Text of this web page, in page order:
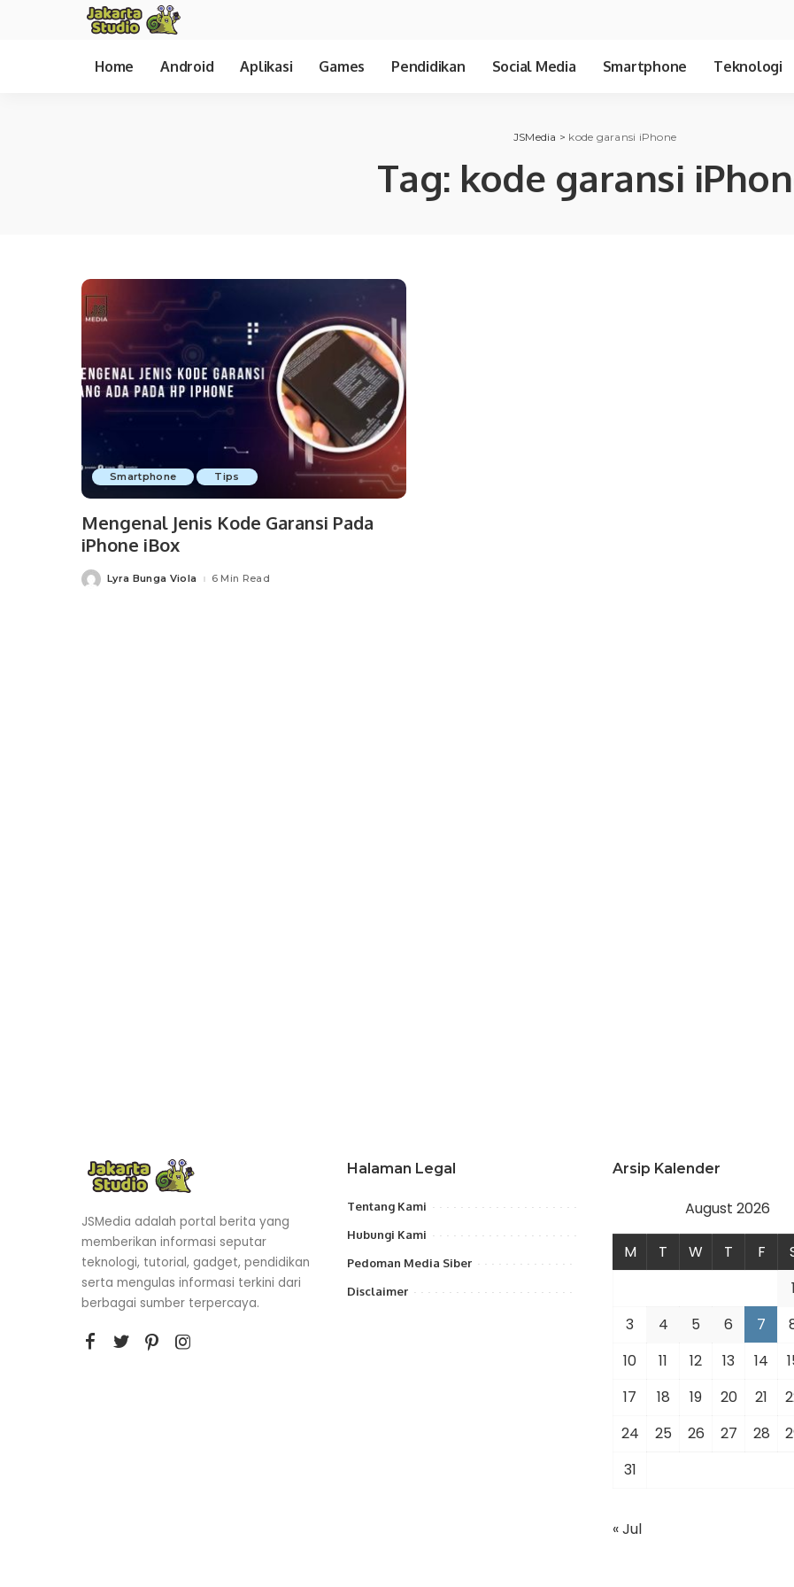
Home Android Aplikasi Games Pendidikan Social Media Smartphone Teknologi
JSMedia > kode garansi iPhone
Tag: kode garansi
Smartphone Tips
Mengenal Jenis Kode Garansi Pada
iPhone iBox
PostedLyra Bunga Viola 6 Min Read
JSMedia adalah portal berita yang
memberikan informasi seputar
teknologi, tutorial, gadget, pendidikan
serta mengulas informasi terkini dari
berbagai sumber terpercaya.
Halaman Legal
Tentang Kami
Hubungi Kami
Pedoman Media Siber
Disclaimer
Arsip Kalender
August 2026
M T W T F
1
3
4 5 6 7
10
11 12 13 14
17
18 19 20 21
24
25 26 27 28
31
« Jul